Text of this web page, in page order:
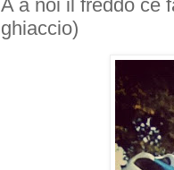
A a noi il freddo ce
ghiaccio)